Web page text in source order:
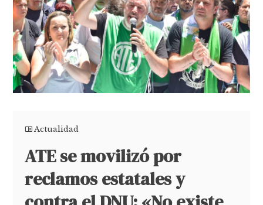
Actualidad
ATE se movilizó por
reclamos estatales y